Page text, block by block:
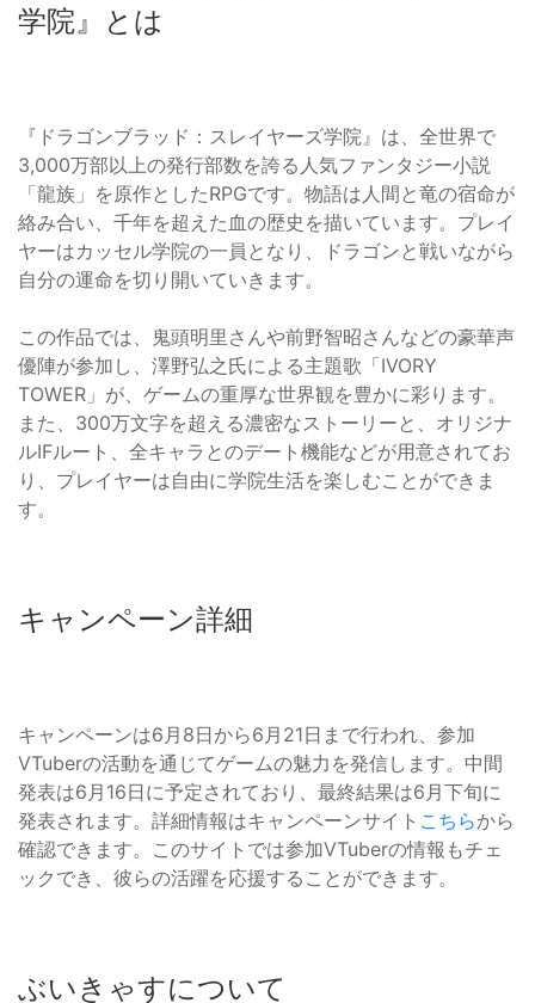
学院』とは
『ドラゴンブラッド：スレイヤーズ学院』は、全世界で
3,000万部以上の発行部数を誇る人気ファンタジー小説
「龍族」を原作としたRPGです。物語は人間と竜の宿命が
絡み合い、千年を超えた血の歴史を描いています。プレイ
ヤーはカッセル学院の一員となり、ドラゴンと戦いながら
自分の運命を切り開いていきます。
この作品では、鬼頭明里さんや前野智昭さんなどの豪華声
優陣が参加し、澤野弘之氏による主題歌「IVORY
TOWER」が、ゲームの重厚な世界観を豊かに彩ります。
また、300万文字を超える濃密なストーリーと、オリジナ
ルIFルート、全キャラとのデート機能などが用意されてお
り、プレイヤーは自由に学院生活を楽しむことができま
す。
キャンペーン詳細
キャンペーンは6月8日から6月21日まで行われ、参加
VTuberの活動を通じてゲームの魅力を発信します。中間
発表は6月16日に予定されており、最終結果は6月下旬に
発表されます。詳細情報はキャンペーンサイト こちらから
確認できます。このサイトでは参加VTuberの情報もチェ
ックでき、彼らの活躍を応援することができます。
ぶいきゃすについて